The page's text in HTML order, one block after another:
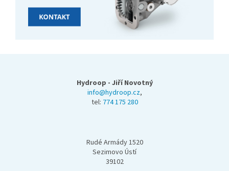
Hydroop - Jiří Novotný
info@hydroop.cz,
tel: 774 175 280
Rudé Armády 1520
Sezimovo Ústí
39102